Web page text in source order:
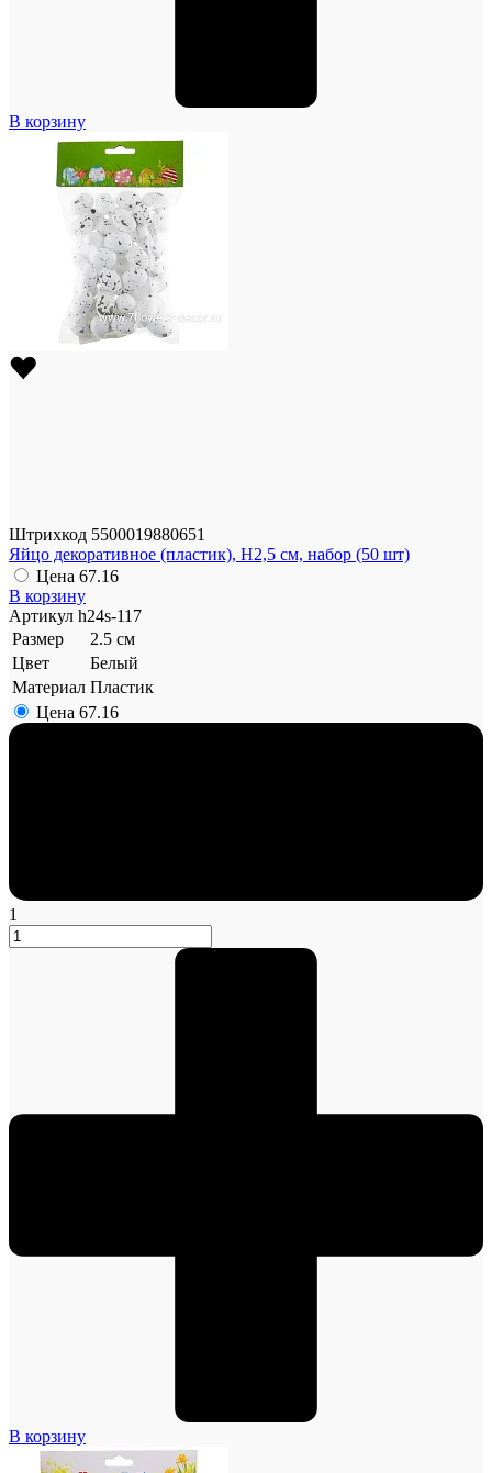
В корзину
Штрихкод 5500019880651
Яйцо декоративное (пластик), Н2,5 см, набор (50 шт)
Цена 67.16
В корзину
Артикул h24s-117
Размер
2.5 см
Цвет
Белый
Материал Пластик
Цена 67.16
1
В корзину